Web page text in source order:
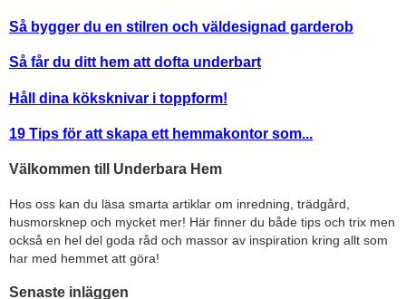
Så bygger du en stilren och väldesignad garderob
Så får du ditt hem att dofta underbart
Håll dina köksknivar i toppform!
19 Tips för att skapa ett hemmakontor som...
Välkommen till Underbara Hem
Hos oss kan du läsa smarta artiklar om inredning, trädgård,
husmorsknep och mycket mer! Här finner du både tips och trix men
också en hel del goda råd och massor av inspiration kring allt som
har med hemmet att göra!
Senaste inläggen